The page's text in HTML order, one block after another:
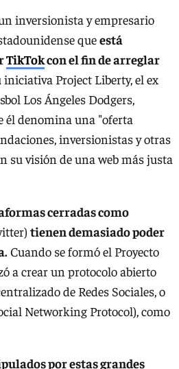
inversionista y empresario
queestá
TikTokcon el fin de arreglar
iniciativa Project Liberty, el ex
Los Ángeles Dodgers,
él denomina una "oferta
inversionistas y otras
su visión de una web más justa
cerradas como
tienen demasiado poder
Cuando se formó el Proyecto
a crear un protocolo abierto
de Redes Sociales, o
Networking Protocol), como
por estas grandes